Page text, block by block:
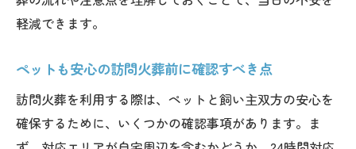
軽減できます。
ペットも安心の訪問火葬前に確認すべき点
訪問火葬を利用する際は、ペットと飼い主双方の安心を
確保するために、いくつかの確認事項があります。ま